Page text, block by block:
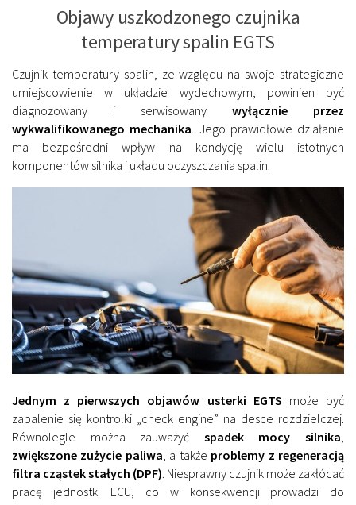
Objawy uszkodzonego czujnika
temperatury spalin EGTS
Czujnik temperatury spalin, ze względu na swoje strategiczne
umiejscowienie w układzie wydechowym, powinien być
diagnozowany i serwisowany wyłącznie przez
wykwalifikowanego mechanika . Jego prawidłowe działanie
ma bezpośredni wpływ na kondycję wielu istotnych
komponentów silnika i układu oczyszczania spalin.
Jednym z pierwszych objawów usterki EGTS może być
zapalenie się kontrolki „check engine” na desce rozdzielczej.
Równolegle można zauważyć spadek mocy silnika,
zwiększone zużycie paliwa, a także problemy z regeneracją
filtra cząstek stałych (DPF). Niesprawny czujnik może zakłócać
pracę jednostki ECU, co w konsekwencji prowadzi do